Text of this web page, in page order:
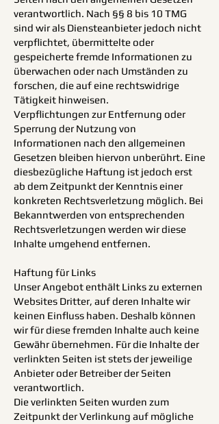
verantwortlich. Nach §§ 8 bis 10 TMG
sind wir als Diensteanbieter jedoch nicht
verpflichtet, übermittelte oder
gespeicherte fremde Informationen zu
überwachen oder nach Umständen zu
forschen, die auf eine rechtswidrige
Tätigkeit hinweisen.
Verpflichtungen zur Entfernung oder
Sperrung der Nutzung von
Informationen nach den allgemeinen
Gesetzen bleiben hiervon unberührt. Eine
diesbezügliche Haftung ist jedoch erst
ab dem Zeitpunkt der Kenntnis einer
konkreten Rechtsverletzung möglich. Bei
Bekanntwerden von entsprechenden
Rechtsverletzungen werden wir diese
Inhalte umgehend entfernen.
Haftung für Links
Unser Angebot enthält Links zu externen
Websites Dritter, auf deren Inhalte wir
keinen Einfluss haben. Deshalb können
wir für diese fremden Inhalte auch keine
Gewähr übernehmen. Für die Inhalte der
verlinkten Seiten ist stets der jeweilige
Anbieter oder Betreiber der Seiten
verantwortlich.
Die verlinkten Seiten wurden zum
Zeitpunkt der Verlinkung auf mögliche